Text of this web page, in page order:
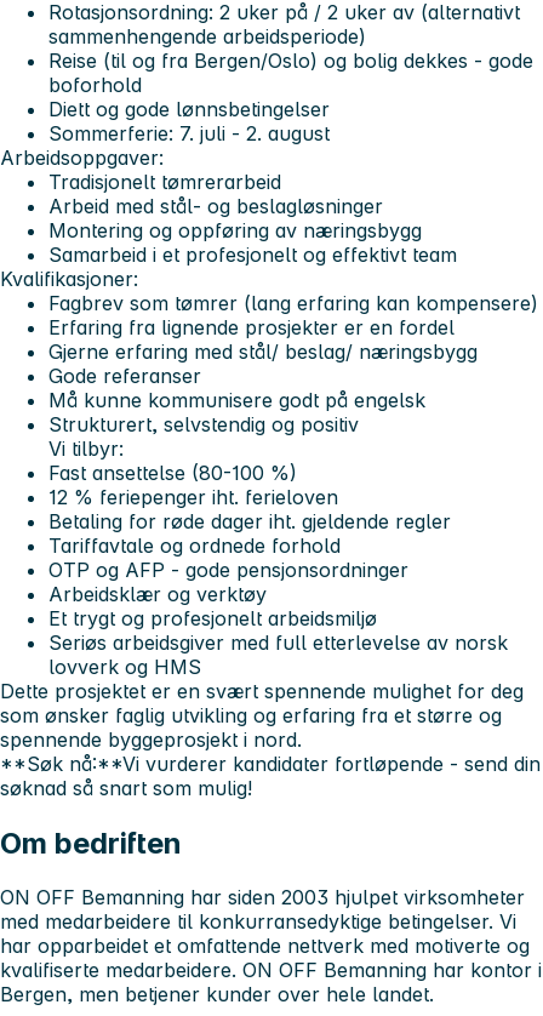
Rotasjonsordning: 2 uker på / 2 uker av (alternativt
sammenhengende arbeidsperiode)
Reise (til og fra Bergen/Oslo) og bolig dekkes - gode
boforhold
Diett og gode lønnsbetingelser
Sommerferie: 7. juli - 2. august
Arbeidsoppgaver:
Tradisjonelt tømrerarbeid
Arbeid med stål- og beslagløsninger
Montering og oppføring av næringsbygg
Samarbeid i et profesjonelt og effektivt team
Kvalifikasjoner:
Fagbrev som tømrer (lang erfaring kan kompensere)
Erfaring fra lignende prosjekter er en fordel
Gjerne erfaring med stål/ beslag/ næringsbygg
Gode referanser
Må kunne kommunisere godt på engelsk
Strukturert, selvstendig og positiv
Vi tilbyr:
Fast ansettelse (80-100 %)
12 % feriepenger iht. ferieloven
Betaling for røde dager iht. gjeldende regler
Tariffavtale og ordnede forhold
OTP og AFP - gode pensjonsordninger
Arbeidsklær og verktøy
Et trygt og profesjonelt arbeidsmiljø
Seriøs arbeidsgiver med full etterlevelse av norsk
lovverk og HMS
Dette prosjektet er en svært spennende mulighet for deg
som ønsker faglig utvikling og erfaring fra et større og
spennende byggeprosjekt i nord.
**Søk nå:**Vi vurderer kandidater fortløpende - send din
søknad så snart som mulig!
Om bedriften
ON OFF Bemanning har siden 2003 hjulpet virksomheter
med medarbeidere til konkurransedyktige betingelser. Vi
har opparbeidet et omfattende nettverk med motiverte og
kvalifiserte medarbeidere. ON OFF Bemanning har kontor i
Bergen, men betjener kunder over hele landet.